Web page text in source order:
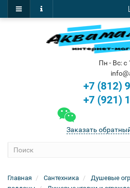
Пн - Вс: с
+7 (812)
+7 (921)
Заказать
Главная Сантехника
Душевые